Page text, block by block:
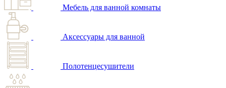
Мебель для ванной комнаты
Аксессуары для ванной
Полотенцесушители